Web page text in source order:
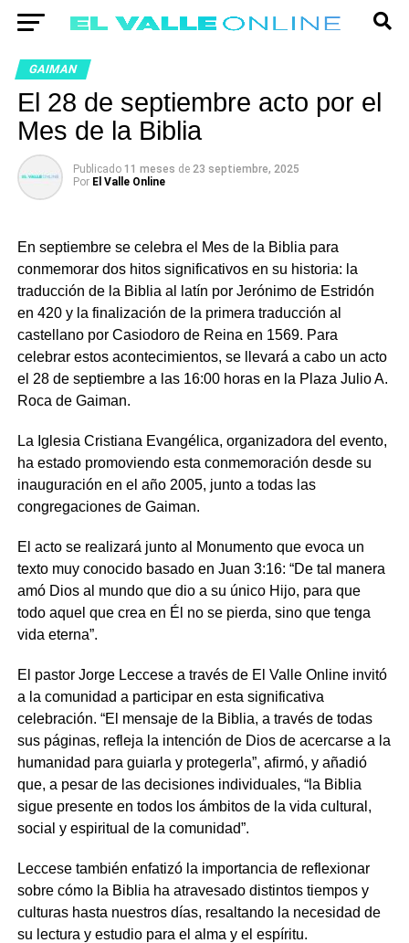
GAIMAN
El 28 de septiembre acto por el
Mes de la Biblia
Publicado 11 meses de 23 septiembre, 2025
Por El Valle Online
En septiembre se celebra el Mes de la Biblia para
conmemorar dos hitos significativos en su historia: la
traducción de la Biblia al latín por Jerónimo de Estridón
en 420 y la finalización de la primera traducción al
castellano por Casiodoro de Reina en 1569. Para
celebrar estos acontecimientos, se llevará a cabo un acto
el 28 de septiembre a las 16:00 horas en la Plaza Julio A.
Roca de Gaiman.
La Iglesia Cristiana Evangélica, organizadora del evento,
ha estado promoviendo esta conmemoración desde su
inauguración en el año 2005, junto a todas las
congregaciones de Gaiman.
El acto se realizará junto al Monumento que evoca un
texto muy conocido basado en Juan 3:16: “De tal manera
amó Dios al mundo que dio a su único Hijo, para que
todo aquel que crea en Él no se pierda, sino que tenga
vida eterna”.
El pastor Jorge Leccese a través de El Valle Online invitó
a la comunidad a participar en esta significativa
celebración. “El mensaje de la Biblia, a través de todas
sus páginas, refleja la intención de Dios de acercarse a la
humanidad para guiarla y protegerla”, afirmó, y añadió
que, a pesar de las decisiones individuales, “la Biblia
sigue presente en todos los ámbitos de la vida cultural,
social y espiritual de la comunidad”.
Leccese también enfatizó la importancia de reflexionar
sobre cómo la Biblia ha atravesado distintos tiempos y
culturas hasta nuestros días, resaltando la necesidad de
su lectura y estudio para el alma y el espíritu.